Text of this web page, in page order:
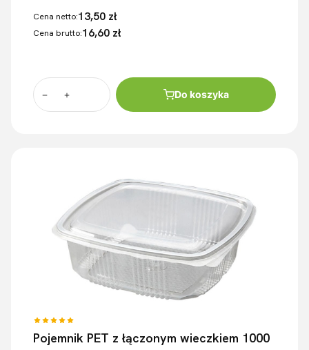
Cena netto:13,50 zł
Cena brutto:16,60 zł
Do koszyka
Pojemnik PET z łączonym wieczkiem 1000